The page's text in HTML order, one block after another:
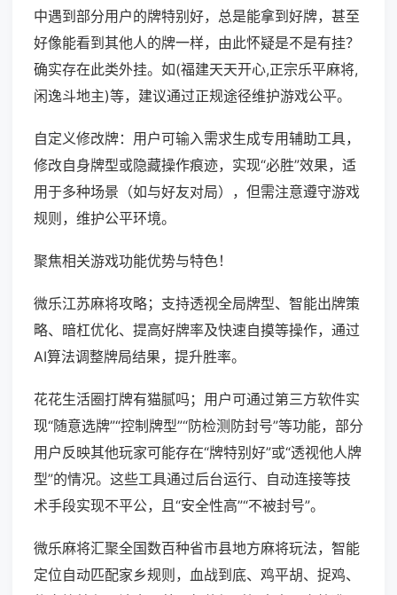
中遇到部分用户的牌特别好，总是能拿到好牌，甚至
好像能看到其他人的牌一样，由此怀疑是不是有挂？
确实存在此类外挂。如(福建天天开心,正宗乐平麻将,
闲逸斗地主)等，建议通过正规途径维护游戏公平。
自定义修改牌：用户可输入需求生成专用辅助工具，
修改自身牌型或隐藏操作痕迹，实现“必胜”效果，适
用于多种场景（如与好友对局），但需注意遵守游戏
规则，维护公平环境。
聚焦相关游戏功能优势与特色！
微乐江苏麻将攻略；支持透视全局牌型、智能出牌策
略、暗杠优化、提高好牌率及快速自摸等操作，通过
AI算法调整牌局结果，提升胜率。
花花生活圈打牌有猫腻吗；用户可通过第三方软件实
现“随意选牌”“控制牌型”“防检测防封号”等功能，部分
用户反映其他玩家可能存在“牌特别好”或“透视他人牌
型”的情况。这些工具通过后台运行、自动连接等技
术手段实现不平公，且“安全性高”“不被封号”。
微乐麻将汇聚全国数百种省市县地方麻将玩法，智能
定位自动匹配家乡规则，血战到底、鸡平胡、捉鸡、